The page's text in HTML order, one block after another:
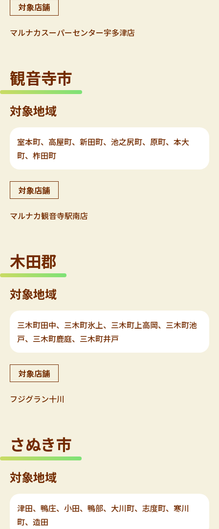
対象店舗
マルナカスーパーセンター宇多津店
観音寺市
対象地域
室本町、高屋町、新田町、池之尻町、原町、本大
町、柞田町
対象店舗
マルナカ観音寺駅南店
木田郡
対象地域
三木町田中、三木町氷上、三木町上高岡、三木町池
戸、三木町鹿庭、三木町井戸
対象店舗
フジグラン十川
さぬき市
対象地域
津田、鴨庄、小田、鴨部、大川町、志度町、寒川
町、造田